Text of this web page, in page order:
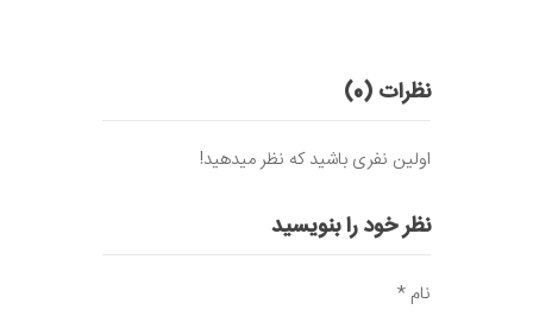
نظرات (0)
اولین نفری باشید که نظر میدهید!
نظر خود را بنویسید
نام *